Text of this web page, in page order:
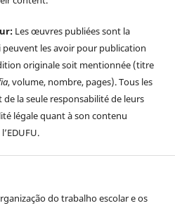
Les œuvres publiées sont la
les avoir pour publication
originale soit mentionnée (titre
, volume, nombre, pages). Tous les
la seule responsabilité de leurs
légale quant à son contenu
do trabalho escolar e os